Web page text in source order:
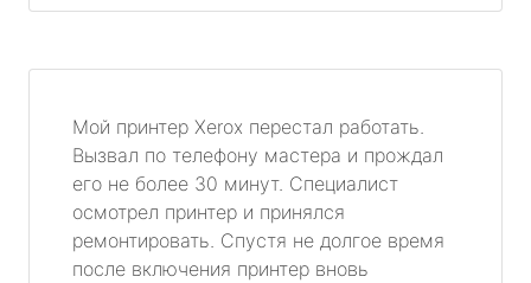
Мой принтер Xerox перестал работать.
Вызвал по телефону мастера и прождал
его не более 30 минут. Специалист
осмотрел принтер и принялся
ремонтировать. Спустя не долгое время
после включения принтер вновь